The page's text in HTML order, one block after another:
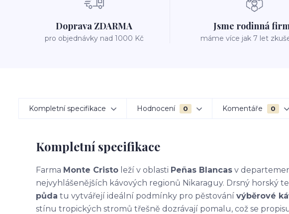
Doprava ZDARMA
pro objednávky nad 1000 Kč
Jsme rodinná
máme více jak 7 let
Kompletní specifikace Hodnocení 0 Komentáře 0
Kompletní specifikace
Farma Monte Cristo leží v oblasti Peñas Blancas v
nejvyhlášenějších kávových regionů Nikaraguy. Drsný horský
půda tu vytvářejí ideální podmínky pro pěstování výběrové
stínu tropických stromů třešně dozrávají pomalu, což se